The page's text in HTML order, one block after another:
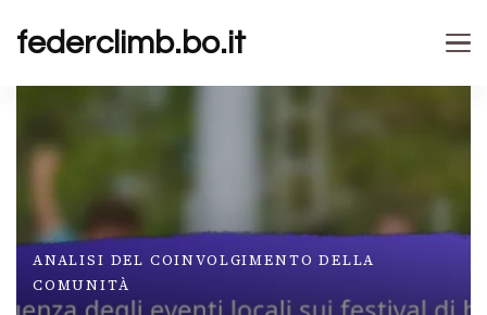
federclimb.bo.it
ANALISI DEL COINVOLGIMENTO DELLA
COMUNITÀ